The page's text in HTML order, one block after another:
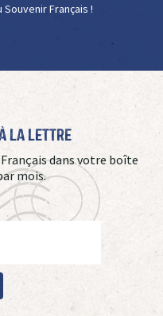
Français !
La Lettre
dans votre boîte
mois.